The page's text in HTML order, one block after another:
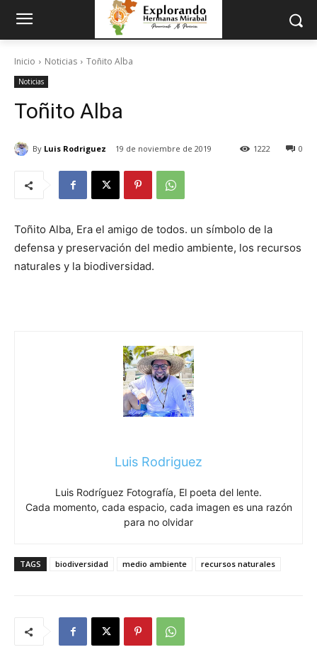
Inicio Noticias Toñito Alba
Noticias
Toñito Alba
By Luis Rodriguez 19 de noviembre de 2019 0
1222
Toñito Alba, Era el amigo de todos. un símbolo de la
defensa y preservación del medio ambiente, los recursos
naturales y la biodiversidad.
Luis Rodriguez
Luis Rodríguez Fotografía, El poeta del lente.
Cada momento, cada espacio, cada imagen es una razón
para no olvidar
TAGS biodiversidad medio ambiente recursos naturales